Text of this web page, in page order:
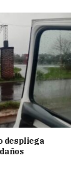
despliega